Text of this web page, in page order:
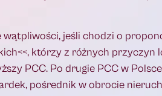
wątpliwości, jeśli chodzi o
którzy z różnych
PCC. Po drugie PCC w
pośrednik w obrocie